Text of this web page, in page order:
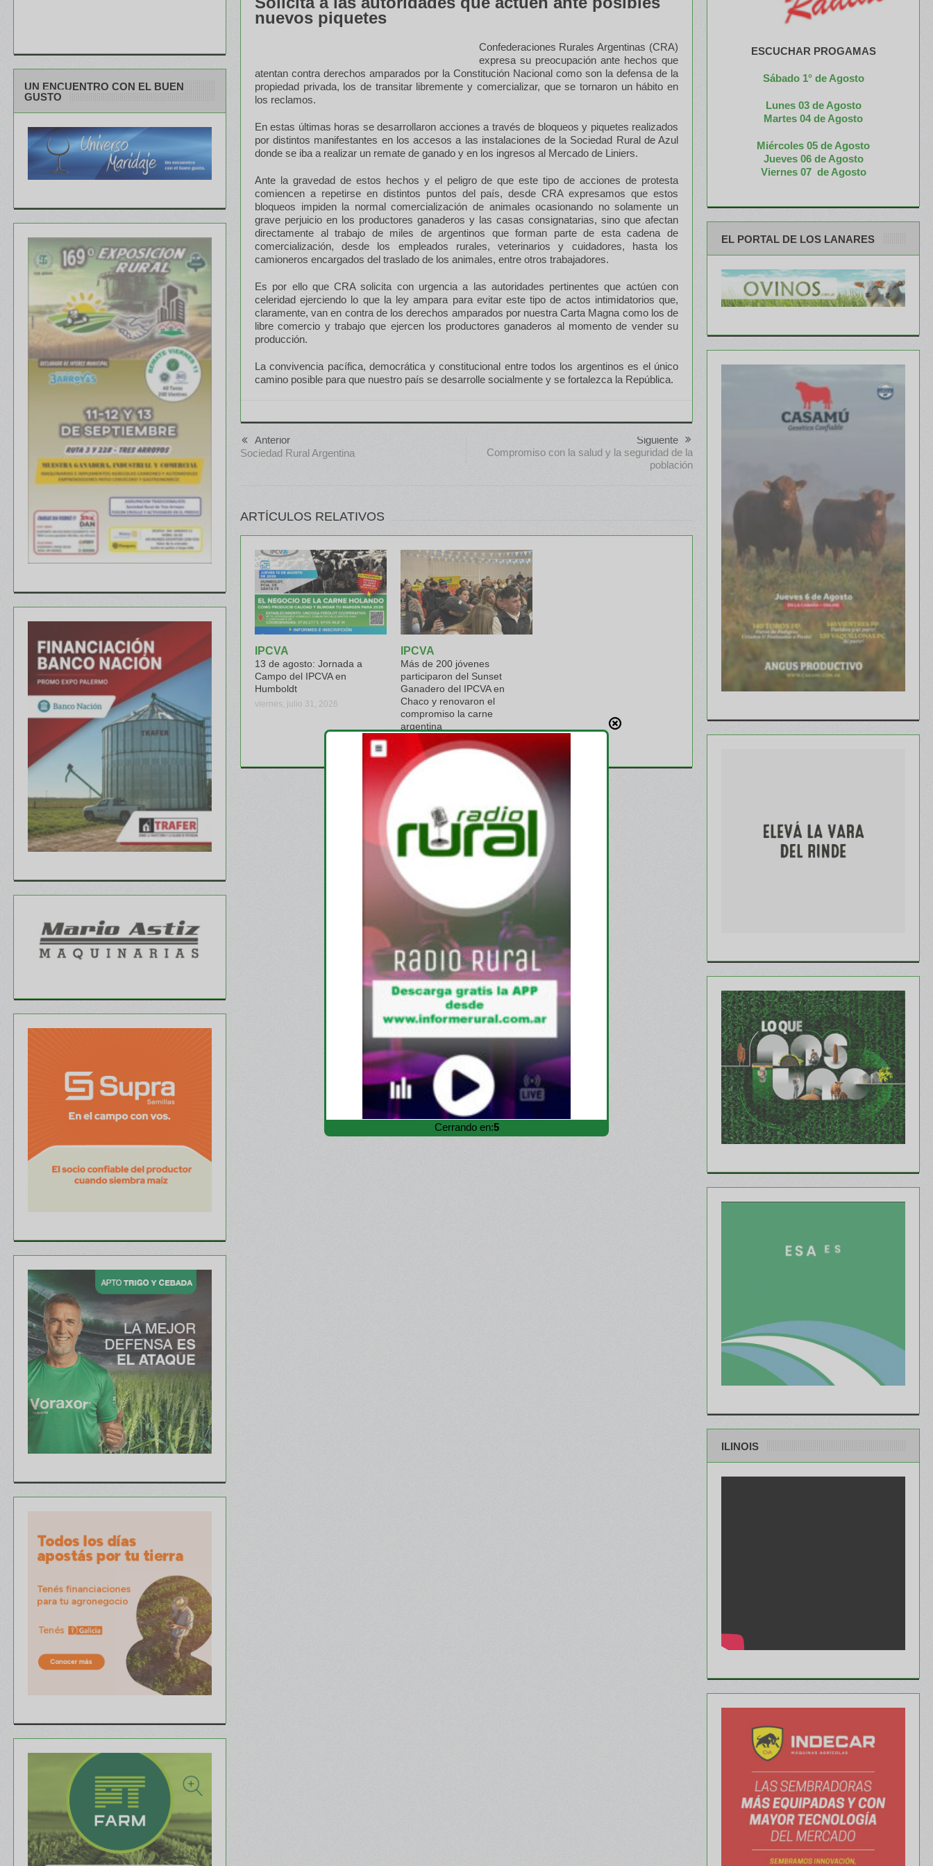
nuevos piquetes
Confederaciones Rurales Argentinas (CRA)
expresa su preocupación ante hechos que
atentan contra derechos amparados por la Constitución Nacional como son la defensa de la
propiedad privada, los de transitar libremente y comercializar, que se tornaron un hábito en
los reclamos.
En estas últimas horas se desarrollaron acciones a través de bloqueos y piquetes realizados
por distintos manifestantes en los accesos a las instalaciones de la Sociedad Rural de Azul
donde se iba a realizar un remate de ganado y en los ingresos al Mercado de Liniers.
Ante la gravedad de estos hechos y el peligro de que este tipo de acciones de protesta
comiencen a repetirse en distintos puntos del país, desde CRA expresamos que estos
bloqueos impiden la normal comercialización de animales ocasionando no solamente un
grave perjuicio en los productores ganaderos y las casas consignatarias, sino que afectan
directamente al trabajo de miles de argentinos que forman parte de esta cadena de
comercialización, desde los empleados rurales, veterinarios y cuidadores, hasta los
camioneros encargados del traslado de los animales, entre otros trabajadores.
Es por ello que CRA solicita con urgencia a las autoridades pertinentes que actúen con
celeridad ejerciendo lo que la ley ampara para evitar este tipo de actos intimidatorios que,
claramente, van en contra de los derechos amparados por nuestra Carta Magna como los de
libre comercio y trabajo que ejercen los productores ganaderos al momento de vender su
producción.
La convivencia pacífica, democrática y constitucional entre todos los argentinos es el único
camino posible para que nuestro país se desarrolle socialmente y se fortalezca la República.
Anterior
Sociedad Rural Argentina
Siguiente
Compromiso con la salud y la seguridad de la
población
ARTÍCULOS RELATIVOS
IPCVA
13 de agosto: Jornada a
Campo del IPCVA en
Humboldt
viernes, julio 31, 2026
IPCVA
Más de 200 jóvenes
participaron del Sunset
Ganadero del IPCVA en
Chaco y renovaron el
compromiso la carne
argentina
viernes, julio 10, 2026
UN ENCUENTRO CON EL BUEN
GUSTO
ESCUCHAR PROGAMAS
Sábado 1° de Agosto
Lunes 03 de Agosto
Martes 04 de Agosto
Miércoles 05 de Agosto
Jueves 06 de Agosto
Viernes 07 de Agosto
EL PORTAL DE LOS LANARES
ILINOIS
Cerrando en:3